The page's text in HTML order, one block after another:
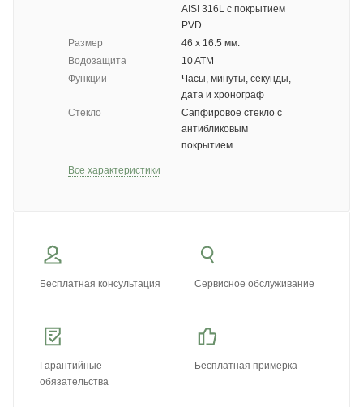
AISI 316L с покрытием
PVD
Размер
46 х 16.5 мм.
Водозащита
10 ATM
Функции
Часы, минуты, секунды,
дата и хронограф
Стекло
Сапфировое стекло с
антибликовым
покрытием
Все характеристики
Бесплатная консультация Сервисное обслуживание
Гарантийные
обязательства
Бесплатная примерка